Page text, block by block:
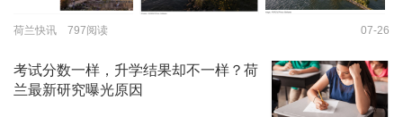
荷兰快讯 797阅读 07-26
考试分数一样，升学结果却不一样？荷
兰最新研究曝光原因